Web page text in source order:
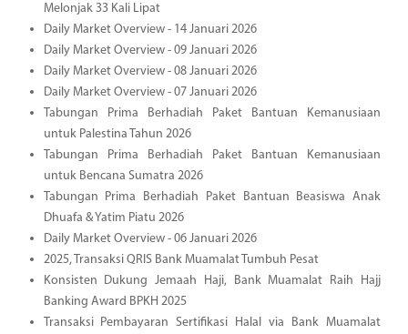
Melonjak 33 Kali Lipat
Daily Market Overview - 14 Januari 2026
Daily Market Overview - 09 Januari 2026
Daily Market Overview - 08 Januari 2026
Daily Market Overview - 07 Januari 2026
Tabungan Prima Berhadiah Paket Bantuan Kemanusiaan
untuk Palestina Tahun 2026
Tabungan Prima Berhadiah Paket Bantuan Kemanusiaan
untuk Bencana Sumatra 2026
Tabungan Prima Berhadiah Paket Bantuan Beasiswa Anak
Dhuafa & Yatim Piatu 2026
Daily Market Overview - 06 Januari 2026
2025, Transaksi QRIS Bank Muamalat Tumbuh Pesat
Konsisten Dukung Jemaah Haji, Bank Muamalat Raih Hajj
Banking Award BPKH 2025
Transaksi Pembayaran Sertifikasi Halal via Bank Muamalat